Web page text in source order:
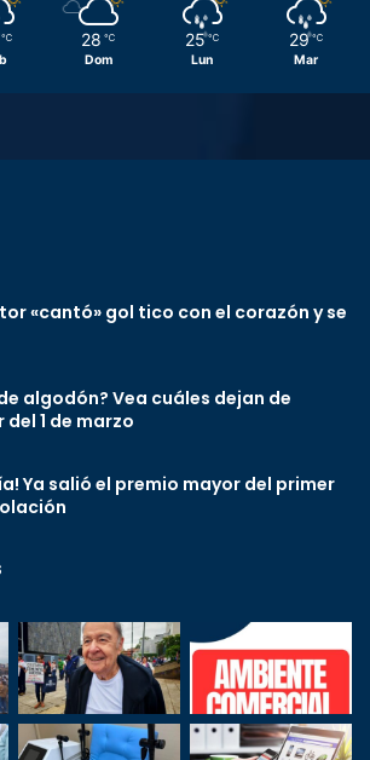
℃ 28 ℃
Dom
25 ℃
Lun
29 ℃
Mar
«cantó» gol tico con el corazón y se
algodón? Vea cuáles dejan de
1 de marzo
Ya salió el premio mayor del primer